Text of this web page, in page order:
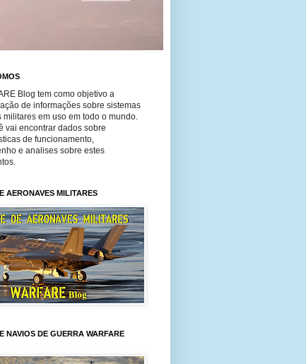
Blog tem como objetivo a
de informações sobre sistemas
militares em uso em todo o mundo.
vai encontrar dados sobre
de funcionamento,
e analises sobre estes
AERONAVES MILITARES
NAVIOS DE GUERRA WARFARE